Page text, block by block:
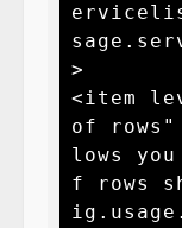
>
<item
of
lows
f rows